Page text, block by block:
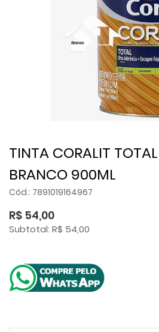
TINTA CORALIT
BRANCO 900ML
Cód.: 7891019164967
R$ 54,00
Subtotal: R$ 54,00